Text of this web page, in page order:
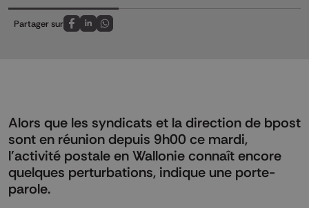
Partager sur
Partagez sur FaceBook
Partagez sur LinkedIn
Partagez sur Whatsapp
Alors que les syndicats et la direction de bpost
sont en réunion depuis 9h00 ce mardi,
l'activité postale en Wallonie connaît encore
quelques perturbations, indique une porte-
parole.